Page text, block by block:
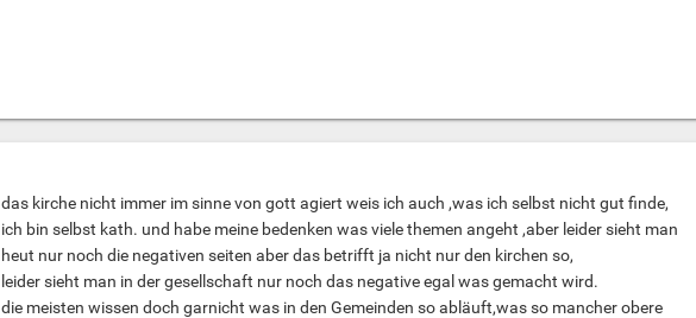
das kirche nicht immer im sinne von gott agiert weis ich auch ,was ich selbst nicht gut finde,
ich bin selbst kath. und habe meine bedenken was viele themen angeht ,aber leider sieht man
heut nur noch die negativen seiten aber das betrifft ja nicht nur den kirchen so,
leider sieht man in der gesellschaft nur noch das negative egal was gemacht wird.
die meisten wissen doch garnicht was in den Gemeinden so abläuft,was so mancher obere